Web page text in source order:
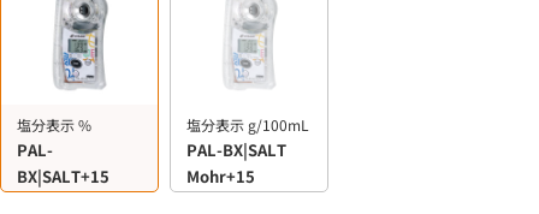
塩分表示 %
PAL-
BX|SALT+15
塩分表示 g/100mL
PAL-BX|SALT
Mohr+15